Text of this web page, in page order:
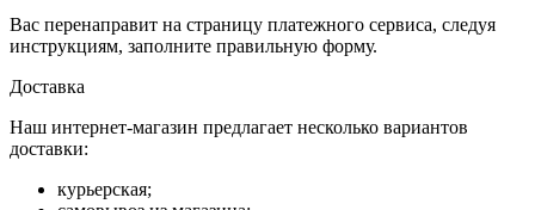
Вас перенаправит на страницу платежного сервиса, следуя
инструкциям, заполните правильную форму.
Доставка
Наш интернет-магазин предлагает несколько вариантов
доставки:
курьерская;